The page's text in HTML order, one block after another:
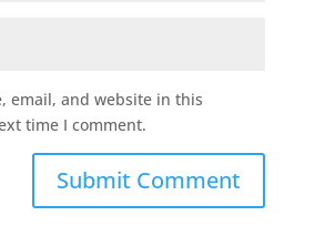
email, and website in this
time I comment.